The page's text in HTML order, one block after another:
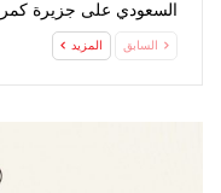
السعودي على جزيرة
السابق المزيد